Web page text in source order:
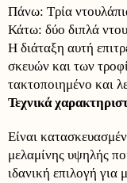
Πάνω: Τρία
Κάτω: δύο διπλά
Η διάταξη αυτή
σκευών και των
τακτοποιημένο και
Τεχνικά
Είναι
μελαμίνης υψηλής
ιδανική επιλογή για